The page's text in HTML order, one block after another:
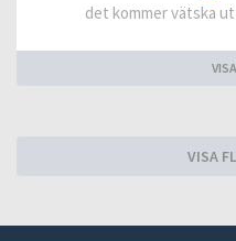
det kommer vätska
VISA